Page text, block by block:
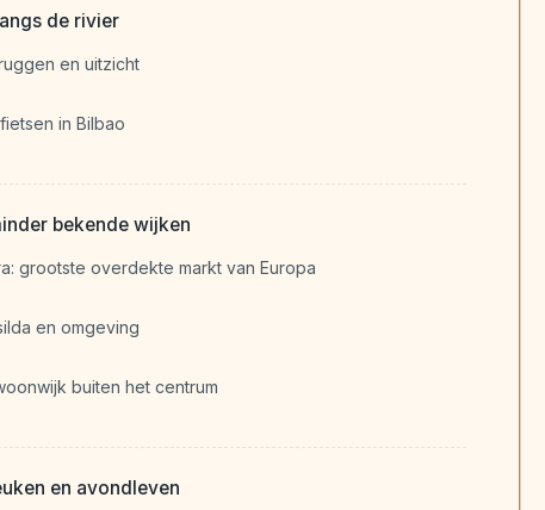
de rivier
en uitzicht
in Bilbao
bekende wijken
grootste overdekte markt van Europa
en omgeving
buiten het centrum
en avondleven